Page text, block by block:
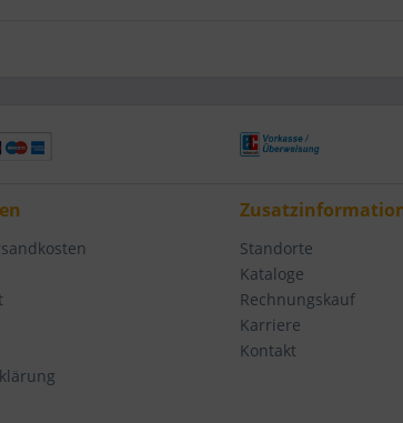
Standorte
Kataloge
Rechnungskauf
Karriere
Kontakt